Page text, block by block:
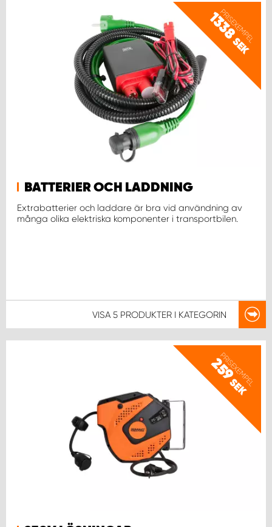
PRISEXEMPEL
1338
SEK
BATTERIER OCH LADDNING
Extrabatterier och laddare är bra vid användning av
många olika elektriska komponenter i transportbilen.
VISA 5 PRODUKTER I KATEGORIN
PRISEXEMPEL
259
SEK
WORK SYSTEM VARBERG
WORK SYSTEM VÄRNAMO
WORK SYSTEM VÄSTERÅS
WORK SYSTEM ÖSTERSUND